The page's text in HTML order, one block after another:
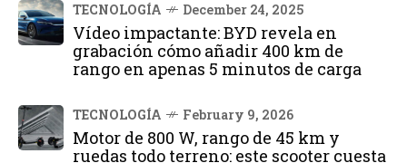
TECNOLOGÍA December 24, 2025
Vídeo impactante: BYD revela en
grabación cómo añadir 400 km de
rango en apenas 5 minutos de carga
TECNOLOGÍA February 9, 2026
Motor de 800 W, rango de 45 km y
ruedas todo terreno: este scooter cuesta